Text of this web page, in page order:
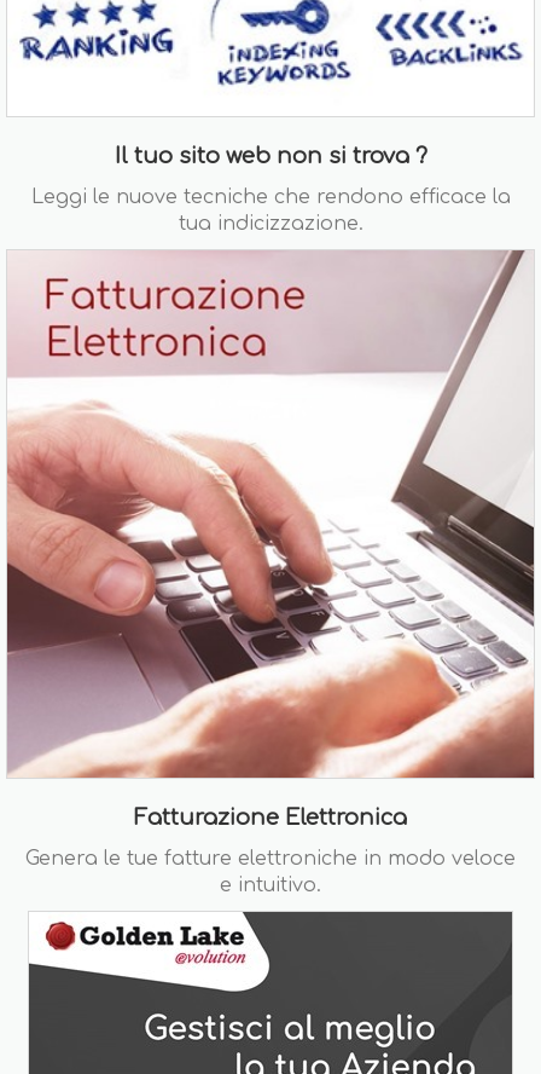
Il tuo sito web non si trova ?
Leggi le nuove tecniche che rendono efficace la
tua indicizzazione.
Fatturazione Elettronica
Genera le tue fatture elettroniche in modo veloce
e intuitivo.